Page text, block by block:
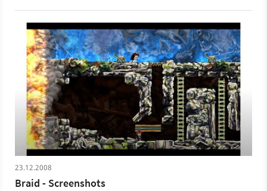
23.12.2008
Braid - Screenshots